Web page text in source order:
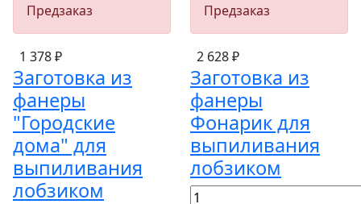
Предзаказ Предзаказ
1 378 ₽
Заготовка из
фанеры
"Городские
дома" для
выпиливания
лобзиком
2 628 ₽
Заготовка из
фанеры
Фонарик для
выпиливания
лобзиком